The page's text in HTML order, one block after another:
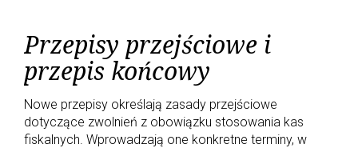
Przepisy przejściowe i
przepis końcowy
Nowe przepisy określają zasady przejściowe
dotyczące zwolnień z obowiązku stosowania kas
fiskalnych. Wprowadzają one konkretne terminy, w